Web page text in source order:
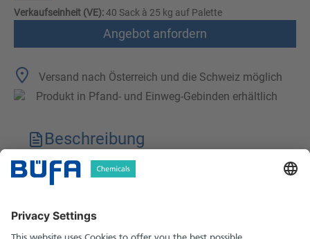
Verkaufseinheit (VE):40 Sack à 25 kg auf Palette
Angebot anfordern
Versand nach Österreich und die Schweiz möglich
Produkt in Pfand- und Einweg-Gebinden erhältlich
Beschreibung
Technische Merkmale
Sicherheitshinweise